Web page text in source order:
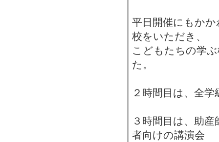
平日開催にもか
校をいただき、
こどもたちの学
た。
２時間目は、全
３時間目は、助
者向けの講演会